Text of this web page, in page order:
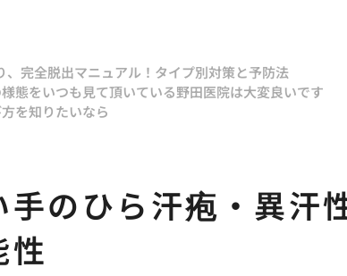
、完全脱出マニュアル！タイプ別対策と予防法
態をいつも見て頂いている野田医院は大変良いです
を知りたいなら
のひら汗疱・異汗
性